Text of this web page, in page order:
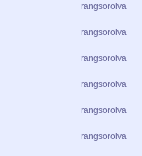
rangsorolva
rangsorolva
rangsorolva
rangsorolva
rangsorolva
rangsorolva